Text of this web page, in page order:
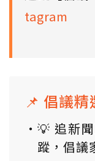
tagram
📌 倡議精
💡 追新
蹤，倡議